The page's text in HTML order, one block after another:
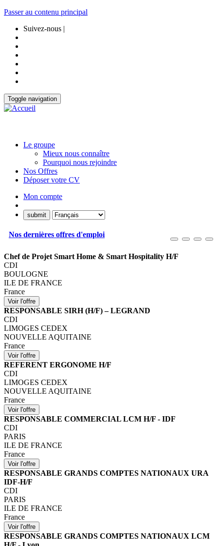
Passer au contenu principal
Suivez-nous |
Toggle navigation
Le groupe
Mieux nous connaître
Pourquoi nous rejoindre
Nos Offres
Déposer votre CV
Mon compte
Nos dernières offres d'emploi
Chef de Projet Smart Home & Smart Hospitality H/F
CDI
BOULOGNE
ILE DE FRANCE
France
RESPONSABLE SIRH (H/F) – LEGRAND
CDI
LIMOGES CEDEX
NOUVELLE AQUITAINE
France
REFERENT ERGONOME H/F
CDI
LIMOGES CEDEX
NOUVELLE AQUITAINE
France
RESPONSABLE COMMERCIAL LCM H/F - IDF
CDI
PARIS
ILE DE FRANCE
France
RESPONSABLE GRANDS COMPTES NATIONAUX URA
IDF-H/F
CDI
PARIS
ILE DE FRANCE
France
RESPONSABLE GRANDS COMPTES NATIONAUX LCM